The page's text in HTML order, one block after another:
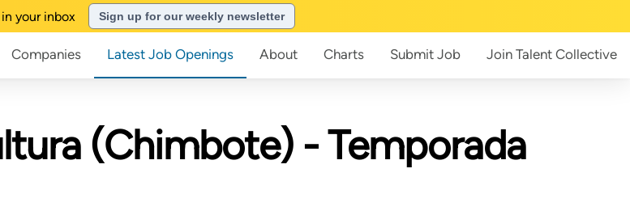
your inbox Sign up for our weekly newsletter
Companies Latest Job Openings About Charts Submit Job Join Talent Collective
(Chimbote) - Temporada